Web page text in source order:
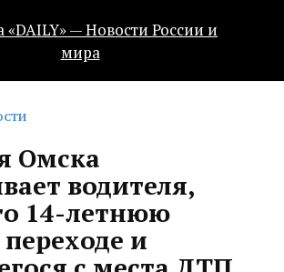
Омска
водителя,
14-летнюю
и